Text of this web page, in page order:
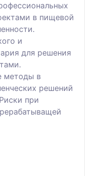
в пищевой
и
для решения
методы в
решений
при